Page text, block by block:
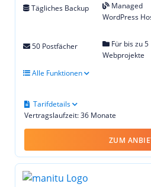
Tägliches Backup
Managed
WordPress
50 Postfächer
Für bis zu 5
Webprojekte
Alle Funktionen
Vertragslaufzeit: 36 Monate
Tarifdetails
ZUM